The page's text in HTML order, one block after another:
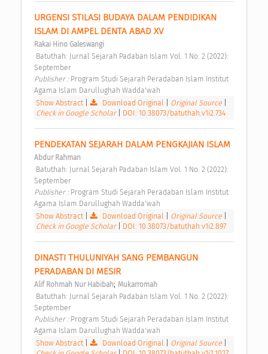
URGENSI STILASI BUDAYA DALAM PENDIDIKAN
ISLAM DI AMPEL DENTA ABAD XV
Rakai Hino Galeswangi
September
Publisher : Program Studi Sejarah Peradaban Islam Institut
Agama Islam Darullughah Wadda'wah
Show Abstract| Download Original Original Source
Check in Google Scholar
DOI: 10.38073/batuthah.v1i2.734
PENDEKATAN SEJARAH DALAM PENGKAJIAN ISLAM
Abdur Rahman
September
Publisher : Program Studi Sejarah Peradaban Islam Institut
Agama Islam Darullughah Wadda'wah
Show Abstract| Download Original Original Source
Check in Google Scholar
DOI: 10.38073/batuthah.v1i2.897
DINASTI THULUNIYAH SANG PEMBANGUN
PERADABAN DI MESIR
Alif Rohmah Nur Habibah; Mukarromah
September
Publisher : Program Studi Sejarah Peradaban Islam Institut
Agama Islam Darullughah Wadda'wah
Show Abstract| Download Original Original Source